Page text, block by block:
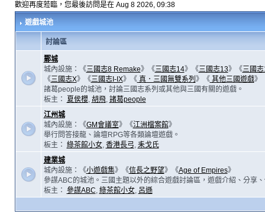
歡迎再度蒞臨，您最後訪問是在 Aug 8 2026, 09:38
遊戲城池
討論區
鄴城
城內設施：《三國志8 Remake》《三國志14》《三國志13》《三國
《三國志X》《三國志I-IX》《真．三國無雙系列 》《其他三國遊戲》
諸葛people的城池，討論三國志系列或其他與三國有關的遊戲。
板主：
夏侯櫻, 胡飛, 諸葛people
江州城
城內設施：《GM會議室》《江洲檔案館》
舉行問答接龍、論壇RPG等各類論壇遊戲。
板主： 綠茶館小女, 香港長弓, 耒戈氏
建業城
城內設施：《小遊戲集》《信長之野望》《Age of Empires》
參謀ABC的城池。三國主題以外的綜合遊戲討論區，遊戲介紹、分享
板主： 參謀ABC, 綠茶館小女, 呂遜